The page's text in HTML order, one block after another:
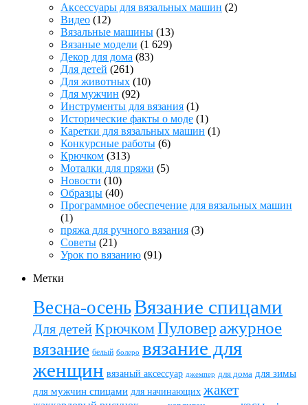
Аксессуары для вязальных машин (2)
Видео (12)
Вязальные машины (13)
Вязаные модели (1 629)
Декор для дома (83)
Для детей (261)
Для животных (10)
Для мужчин (92)
Инструменты для вязания (1)
Исторические факты о моде (1)
Каретки для вязальных машин (1)
Конкурсные работы (6)
Крючком (313)
Моталки для пряжи (5)
Новости (10)
Образцы (40)
Программное обеспечение для вязальных машин
(1)
пряжа для ручного вязания (3)
Советы (21)
Урок по вязанию (91)
Метки
Весна-осеньВязание спицами
Для детейКрючкомПуловер ажурное
вязание белый болеро вязание для
женщин вязаный аксессуар джемпер для дома для зимы
для мужчин спицами для начинающих жакет